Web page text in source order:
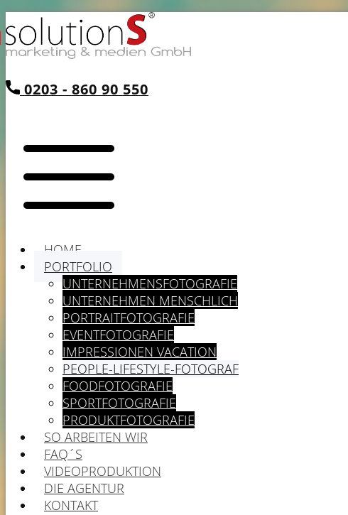
0203 - 860 90 550
HOME
PORTFOLIO
UNTERNEHMENSFOTOGRAFIE
UNTERNEHMEN MENSCHLICH
PORTRAITFOTOGRAFIE
EVENTFOTOGRAFIE
IMPRESSIONEN VACATION
PEOPLE-LIFESTYLE-FOTOGRAF
FOODFOTOGRAFIE
SPORTFOTOGRAFIE
PRODUKTFOTOGRAFIE
SO ARBEITEN WIR
FAQ´S
VIDEOPRODUKTION
DIE AGENTUR
KONTAKT